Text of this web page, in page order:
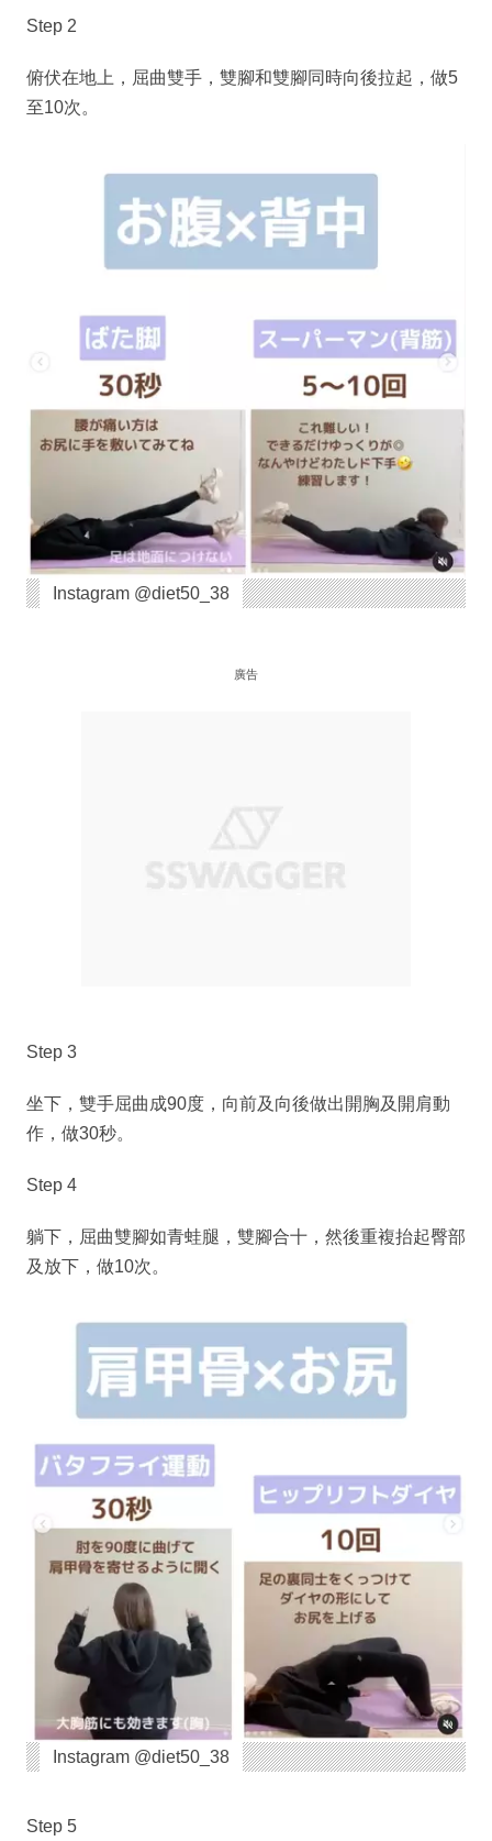
Step 2
俯伏在地上，屈曲雙手，雙腳和雙腳同時向後拉起，做5
至10次。
Instagram @diet50_38
廣告
Step 3
坐下，雙手屈曲成90度，向前及向後做出開胸及開肩動
作，做30秒。
Step 4
躺下，屈曲雙腳如青蛙腿，雙腳合十，然後重複抬起臀部
及放下，做10次。
Instagram @diet50_38
Step 5